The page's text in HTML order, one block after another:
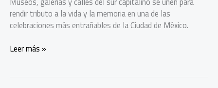
rendir tributo a la vida y la memoria en una de las
celebraciones más entrañables de la Ciudad de México.
San
Leer más »